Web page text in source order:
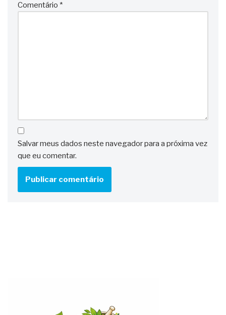
Comentário *
Salvar meus dados neste navegador para a próxima vez
que eu comentar.